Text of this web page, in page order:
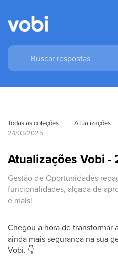
Todas as coleções Atualizações
24/03/2025
Atualizações Vobi
Gestão de Oportunidades
funcionalidades, alçada de
e mais!
Chegou a hora de transformar
ainda mais segurança na sua
Vobi. 👇